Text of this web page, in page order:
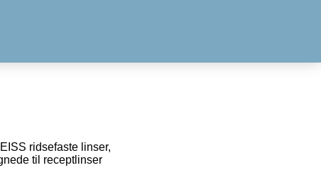
ridsefaste linser,
til receptlinser